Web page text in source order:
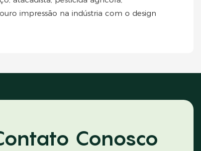
impressão na indústria com o design
Conosco